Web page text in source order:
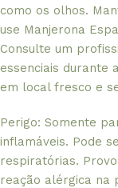
como os olhos.
use Manjerona
Consulte um
essenciais durante
em local fresco e
Perigo: Somente
inflamáveis. Pode
respiratórias.
reação alérgica na